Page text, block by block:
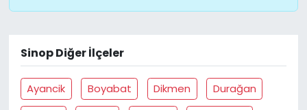
Sinop Diğer İlçeler
Ayancik Boyabat Dikmen
Durağan